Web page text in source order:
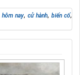
hôm nay, cử hành, biến cố,